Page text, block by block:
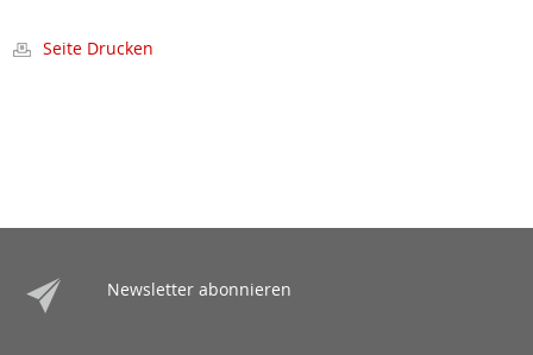
Seite Drucken
Newsletter abonnieren